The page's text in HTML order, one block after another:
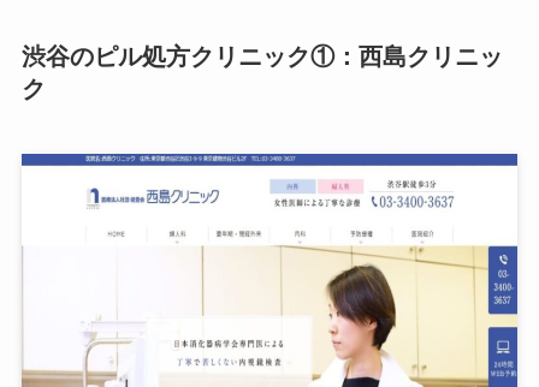
渋谷のピル処方クリニック①：西島クリニッ
ク